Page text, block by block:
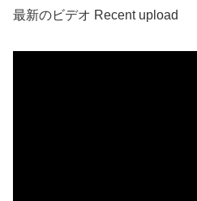
最新のビデオ Recent upload